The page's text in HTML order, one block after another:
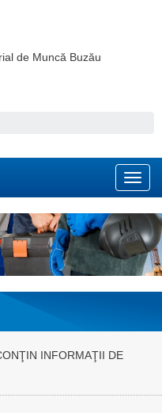
de Muncă Buzău
INFORMAŢII DE